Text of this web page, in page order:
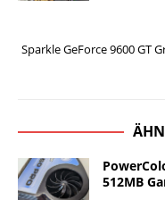
Sparkle GeForce 9600 GT
512MB